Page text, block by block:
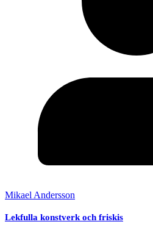
Mikael Andersson
Lekfulla konstverk och friskis